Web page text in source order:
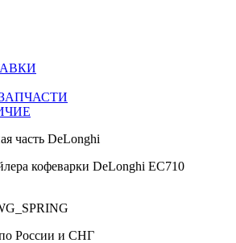
часть DeLonghi
кофеварки DeLonghi EC710
по России и СНГ